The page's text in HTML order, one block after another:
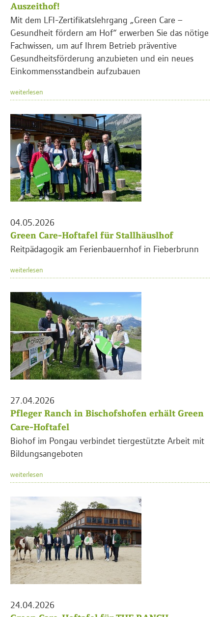
Auszeithof!
Mit dem LFI-Zertifikatslehrgang „Green Care –
Gesundheit fördern am Hof“ erwerben Sie das nötige
Fachwissen, um auf Ihrem Betrieb präventive
Gesundheitsförderung anzubieten und ein neues
Einkommensstandbein aufzubauen
weiterlesen
04.05.2026
Green Care-Hoftafel für Stallhäuslhof
Reitpädagogik am Ferienbauernhof in Fieberbrunn
weiterlesen
27.04.2026
Pfleger Ranch in Bischofshofen erhält Green
Care-Hoftafel
Biohof im Pongau verbindet tiergestützte Arbeit mit
Bildungsangeboten
weiterlesen
24.04.2026